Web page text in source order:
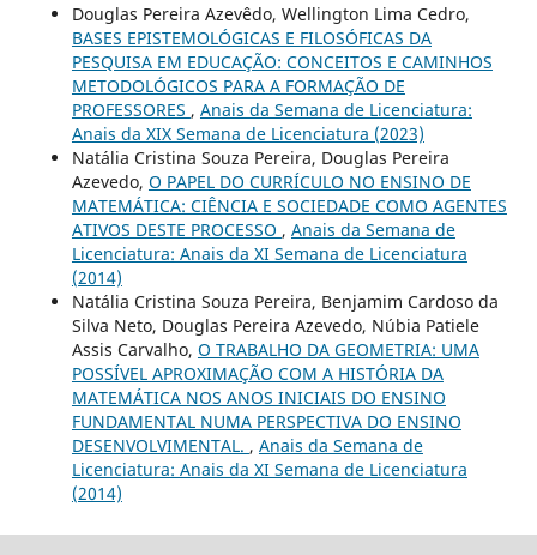
Douglas Pereira Azevêdo, Wellington Lima Cedro,
BASES EPISTEMOLÓGICAS E FILOSÓFICAS DA
PESQUISA EM EDUCAÇÃO: CONCEITOS E CAMINHOS
METODOLÓGICOS PARA A FORMAÇÃO DE
PROFESSORES , Anais da Semana de Licenciatura:
Anais da XIX Semana de Licenciatura (2023)
Natália Cristina Souza Pereira, Douglas Pereira
Azevedo, O PAPEL DO CURRÍCULO NO ENSINO DE
MATEMÁTICA: CIÊNCIA E SOCIEDADE COMO AGENTES
ATIVOS DESTE PROCESSO , Anais da Semana de
Licenciatura: Anais da XI Semana de Licenciatura
(2014)
Natália Cristina Souza Pereira, Benjamim Cardoso da
Silva Neto, Douglas Pereira Azevedo, Núbia Patiele
Assis Carvalho, O TRABALHO DA GEOMETRIA: UMA
POSSÍVEL APROXIMAÇÃO COM A HISTÓRIA DA
MATEMÁTICA NOS ANOS INICIAIS DO ENSINO
FUNDAMENTAL NUMA PERSPECTIVA DO ENSINO
DESENVOLVIMENTAL. , Anais da Semana de
Licenciatura: Anais da XI Semana de Licenciatura
(2014)